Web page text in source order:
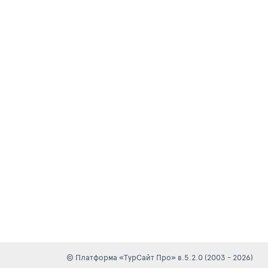
© Платформа «ТурСайт Про» в.5.2.0 (2003 - 2026)